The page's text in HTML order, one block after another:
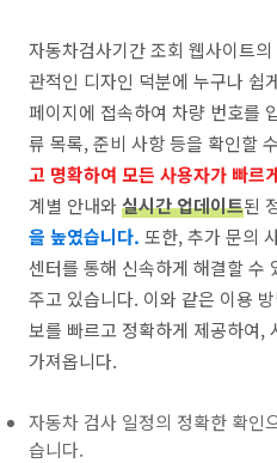
자동차검사기간 조회 웹사이트
관적인 디자인 덕분에 누구나 쉽
페이지에 접속하여 차량 번호를
류 목록, 준비 사항 등을 확인할
고 명확하여 모든 사용자가 빠르
계별 안내와 실시간 업데이트된
을 높였습니다. 또한, 추가 문의
센터를 통해 신속하게 해결할 수
주고 있습니다. 이와 같은 이용
보를 빠르고 정확하게 제공하여,
가져옵니다.
자동차 검사 일정의 정확한 확인
습니다.